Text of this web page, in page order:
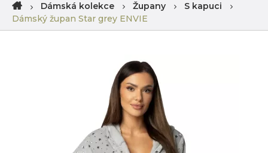
Dámská kolekce Župany
S kapuci
Dámský župan Star grey ENVIE